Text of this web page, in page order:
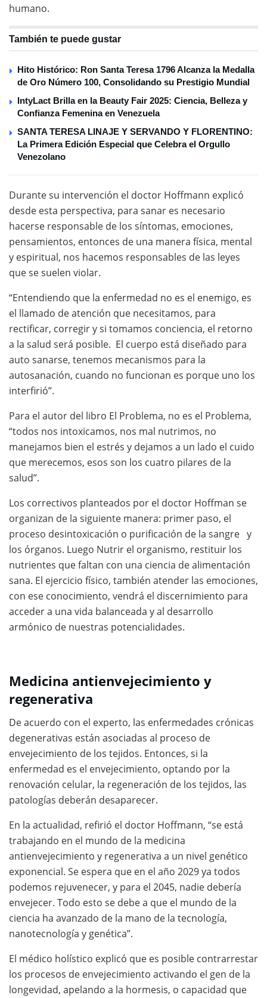
humano.
También te puede gustar
Hito Histórico: Ron Santa Teresa 1796 Alcanza la Medalla
de Oro Número 100, Consolidando su Prestigio Mundial
IntyLact Brilla en la Beauty Fair 2025: Ciencia, Belleza y
Confianza Femenina en Venezuela
SANTA TERESA LINAJE Y SERVANDO Y FLORENTINO:
La Primera Edición Especial que Celebra el Orgullo
Venezolano
Durante su intervención el doctor Hoffmann explicó
desde esta perspectiva, para sanar es necesario
hacerse responsable de los síntomas, emociones,
pensamientos, entonces de una manera física, mental
y espiritual, nos hacemos responsables de las leyes
que se suelen violar.
“Entendiendo que la enfermedad no es el enemigo, es
el llamado de atención que necesitamos, para
rectificar, corregir y si tomamos conciencia, el retorno
a la salud será posible. El cuerpo está diseñado para
auto sanarse, tenemos mecanismos para la
autosanación, cuando no funcionan es porque uno los
interfirió”.
Para el autor del libro El Problema, no es el Problema,
“todos nos intoxicamos, nos mal nutrimos, no
manejamos bien el estrés y dejamos a un lado el cuido
que merecemos, esos son los cuatro pilares de la
salud”.
Los correctivos planteados por el doctor Hoffman se
organizan de la siguiente manera: primer paso, el
proceso desintoxicación o purificación de la sangre y
los órganos. Luego Nutrir el organismo, restituir los
nutrientes que faltan con una ciencia de alimentación
sana. El ejercicio físico, también atender las emociones,
con ese conocimiento, vendrá el discernimiento para
acceder a una vida balanceada y al desarrollo
armónico de nuestras potencialidades.
Medicina antienvejecimiento y
regenerativa
De acuerdo con el experto, las enfermedades crónicas
degenerativas están asociadas al proceso de
envejecimiento de los tejidos. Entonces, si la
enfermedad es el envejecimiento, optando por la
renovación celular, la regeneración de los tejidos, las
patologías deberán desaparecer.
En la actualidad, refirió el doctor Hoffmann, “se está
trabajando en el mundo de la medicina
antienvejecimiento y regenerativa a un nivel genético
exponencial. Se espera que en el año 2029 ya todos
podemos rejuvenecer, y para el 2045, nadie debería
envejecer. Todo esto se debe a que el mundo de la
ciencia ha avanzado de la mano de la tecnología,
nanotecnología y genética”.
El médico holístico explicó que es posible contrarrestar
los procesos de envejecimiento activando el gen de la
longevidad, apelando a la hormesis, o capacidad que